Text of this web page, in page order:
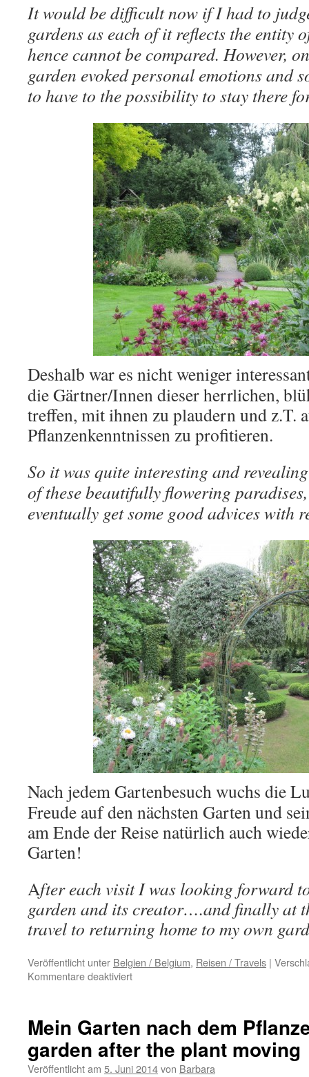
It would be difficult now if I had to
gardens as each of it reflects the entity
hence cannot be compared. However,
garden evoked personal emotions and
to have to the possibility to stay there
Deshalb war es nicht weniger
die Gärtner/Innen dieser herrlichen,
treffen, mit ihnen zu plaudern und z.T.
Pflanzenkenntnissen zu profitieren.
So it was quite interesting and
of these beautifully flowering
eventually get some good advices with
Nach jedem Gartenbesuch wuchs die
Freude auf den nächsten Garten und
am Ende der Reise natürlich auch
Garten!
After each visit I was looking forward
garden and its creator….and finally at
travel to returning home to my own
Veröffentlicht unter Belgien / Belgium, Reisen / Travels |
Kommentare deaktiviertfür
Belgian
Bonbons
Mein Garten nach dem
garden after the plant moving
Veröffentlicht am 5. Juni 2014von Barbara